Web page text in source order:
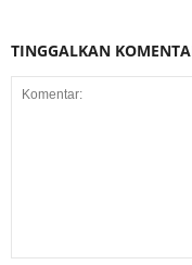
TINGGALKAN